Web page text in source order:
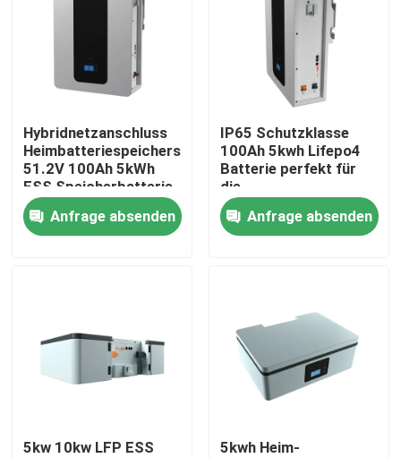
Fabrik Tour
Qualitätskontrolle
Nachrichten
Batterie des Lithium-Ionlifepo4
Hybridnetzanschluss
Heimbatteriespeichersystem
51.2V 100Ah 5kWh
ESS Speicherbatterie
Anfrage absenden
IP65 Schutzklasse
100Ah 5kwh Lifepo4
Batterie perfekt für
die
Energiespeicherung
Batterie ESS
Anfrage absenden
5kw 10kw LFP ESS
5kwh Heim-